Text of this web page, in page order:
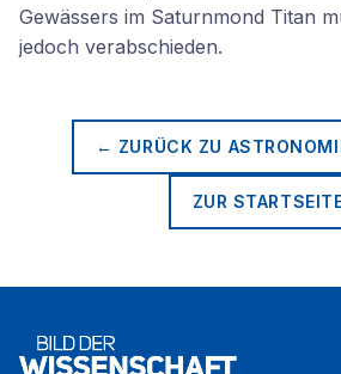
Gewässers im Saturnmond Titan
jedoch verabschieden.
← ZURÜCK ZU
ZUR